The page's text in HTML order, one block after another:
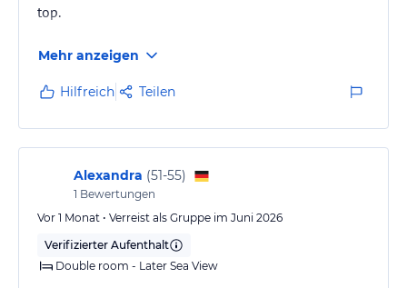
top.
Mehr anzeigen
Hilfreich Teilen
Alexandra (51-55)
1 Bewertungen
Vor 1 Monat • Verreist als Gruppe im Juni 2026
Verifizierter Aufenthalt
Double room - Later Sea View